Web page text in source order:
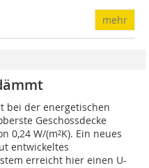
mehr
bei der energetischen
Geschossdecke
0,24 W/(m²K). Ein neues
entwickeltes
erreicht hier einen U-